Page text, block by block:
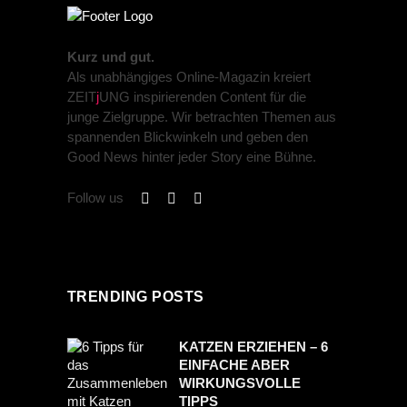
Kurz und gut.
Als unabhängiges Online-Magazin kreiert
ZEITjUNG inspirierenden Content für die
junge Zielgruppe. Wir betrachten Themen aus
spannenden Blickwinkeln und geben den
Good News hinter jeder Story eine Bühne.
Follow us
TRENDING POSTS
KATZEN ERZIEHEN – 6
EINFACHE ABER
WIRKUNGSVOLLE
TIPPS